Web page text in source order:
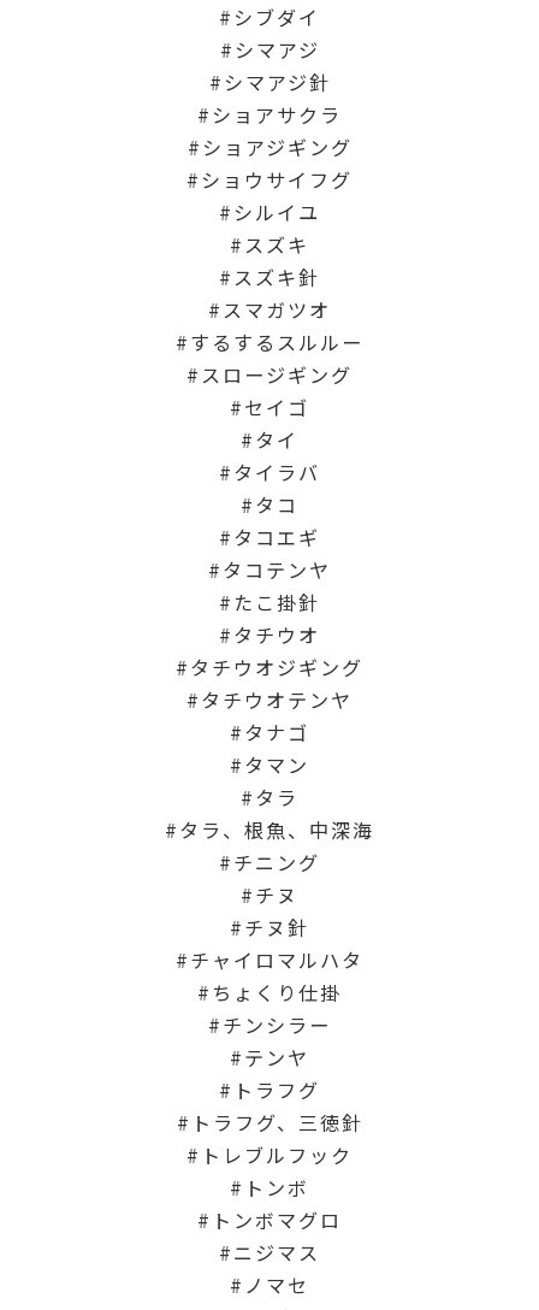
シブダイ
シマアジ
シマアジ針
ショアサクラ
ショアジギング
ショウサイフグ
シルイユ
スズキ
スズキ針
スマガツオ
するするスルルー
スロージギング
セイゴ
タイ
タイラバ
タコ
タコエギ
タコテンヤ
たこ掛針
タチウオ
タチウオジギング
タチウオテンヤ
タナゴ
タマン
タラ
タラ、根魚、中深海
チニング
チヌ
チヌ針
チャイロマルハタ
ちょくり仕掛
チンシラー
テンヤ
トラフグ
トラフグ、三徳針
トレブルフック
トンボ
トンボマグロ
ニジマス
ノマセ